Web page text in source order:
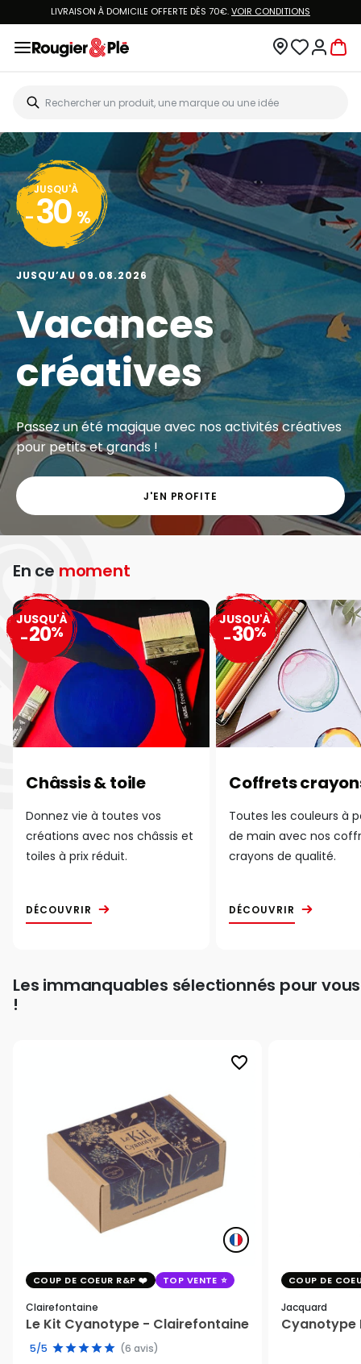
LIVRAISON À DOMICILE OFFERTE DÈS 70€.VOIR CONDITIONS
JUSQU'À
- 30 %
JUSQU’AU 09.08.2026
Vacances
créatives
Passez un été magique avec nos activités créatives
pour petits et grands !
J'EN PROFITE
En ce moment
Châssis & toile
Donnez vie à toutes vos
créations avec nos châssis et
toiles à prix réduit.
DÉCOUVRIR
JUSQU'À
-20%
Coffrets
Toutes les couleurs à
de main avec nos
crayons de qualité.
DÉCOUVRIR
JUSQU'À
-30%
Les immanquables sélectionnés pour vous
!
favorite_border
COUP DE COEUR R&P TOP VENTE
Clairefontaine
Le Kit Cyanotype - Clairefontaine
5/5 (6 avis)
COUP DE
Jacquard
Cyanotype